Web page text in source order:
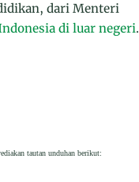
dari Menteri
di luar negeri.
tautan unduhan berikut: